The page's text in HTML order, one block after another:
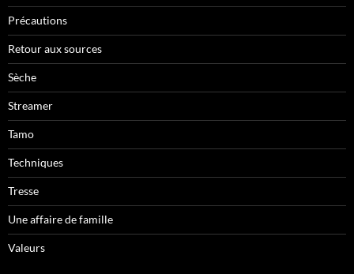
Précautions
Retour aux sources
Sèche
Streamer
Tamo
Techniques
Tresse
Une affaire de famille
Valeurs